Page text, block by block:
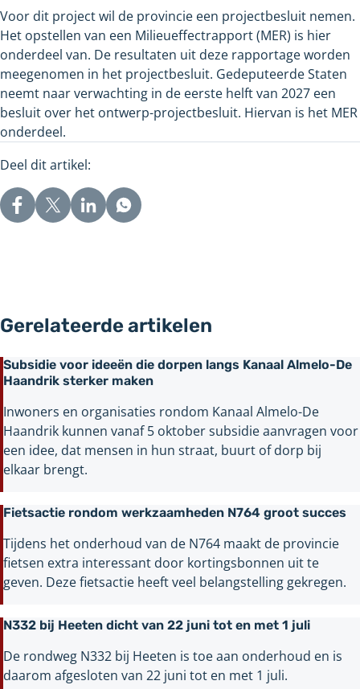
Voor dit project wil de provincie een projectbesluit nemen.
Het opstellen van een Milieueffectrapport (MER) is hier
onderdeel van. De resultaten uit deze rapportage worden
meegenomen in het projectbesluit. Gedeputeerde Staten
neemt naar verwachting in de eerste helft van 2027 een
besluit over het ontwerp-projectbesluit. Hiervan is het MER
onderdeel.
Deel dit artikel:
Gerelateerde artikelen
Subsidie voor ideeën die dorpen langs Kanaal Almelo-De
Haandrik sterker maken
Inwoners en organisaties rondom Kanaal Almelo-De
Haandrik kunnen vanaf 5 oktober subsidie aanvragen voor
een idee, dat mensen in hun straat, buurt of dorp bij
elkaar brengt.
Fietsactie rondom werkzaamheden N764 groot succes
Tijdens het onderhoud van de N764 maakt de provincie
fietsen extra interessant door kortingsbonnen uit te
geven. Deze fietsactie heeft veel belangstelling gekregen.
N332 bij Heeten dicht van 22 juni tot en met 1 juli
De rondweg N332 bij Heeten is toe aan onderhoud en is
daarom afgesloten van 22 juni tot en met 1 juli.